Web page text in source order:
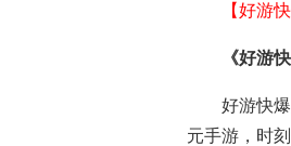
【好游
《好游
好游快
元手游，时